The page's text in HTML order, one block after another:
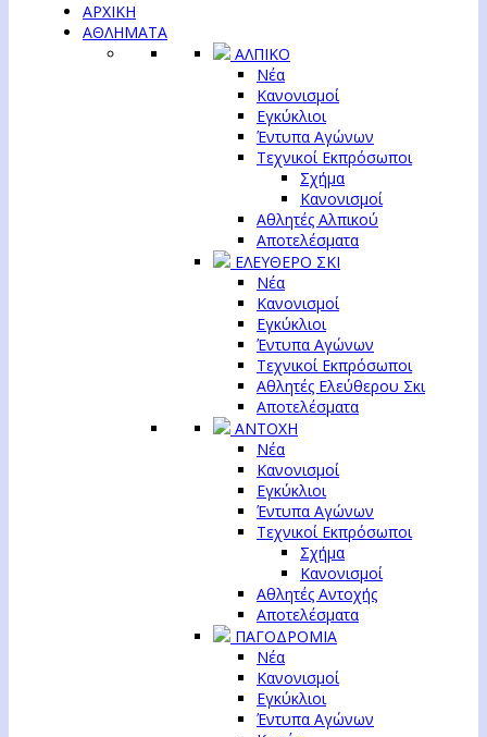
ΑΡΧΙΚΗ
ΑΘΛΗΜΑΤΑ
ΑΛΠΙΚΟ
Νέα
Κανονισμοί
Εγκύκλιοι
Έντυπα Αγώνων
Τεχνικοί Εκπρόσωποι
Σχήμα
Κανονισμοί
Αθλητές Αλπικού
Αποτελέσματα
ΕΛΕΥΘΕΡΟ ΣΚΙ
Νέα
Κανονισμοί
Εγκύκλιοι
Έντυπα Αγώνων
Τεχνικοί Εκπρόσωποι
Αθλητές Ελεύθερου Σκι
Αποτελέσματα
ΑΝΤΟΧΗ
Νέα
Κανονισμοί
Εγκύκλιοι
Έντυπα Αγώνων
Τεχνικοί Εκπρόσωποι
Σχήμα
Κανονισμοί
Αθλητές Αντοχής
Αποτελέσματα
ΠΑΓΟΔΡΟΜΙΑ
Νέα
Κανονισμοί
Εγκύκλιοι
Έντυπα Αγώνων